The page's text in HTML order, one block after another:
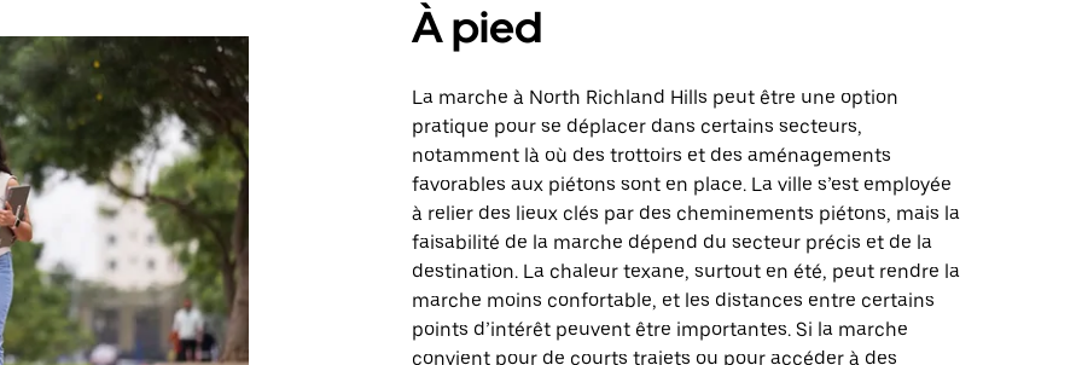
À pied
La marche à North Richland Hills peut être une option
pratique pour se déplacer dans certains secteurs,
notamment là où des trottoirs et des aménagements
favorables aux piétons sont en place. La ville s’est employée
à relier des lieux clés par des cheminements piétons, mais la
faisabilité de la marche dépend du secteur précis et de la
destination. La chaleur texane, surtout en été, peut rendre la
marche moins confortable, et les distances entre certains
points d’intérêt peuvent être importantes. Si la marche
convient pour de courts trajets ou pour accéder à des